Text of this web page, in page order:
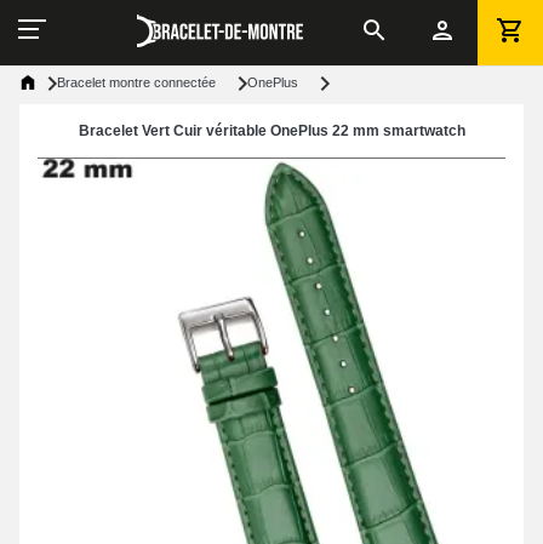
Bracelet montre connectée OnePlus
Bracelet Vert Cuir véritable OnePlus 22 mm smartwatch